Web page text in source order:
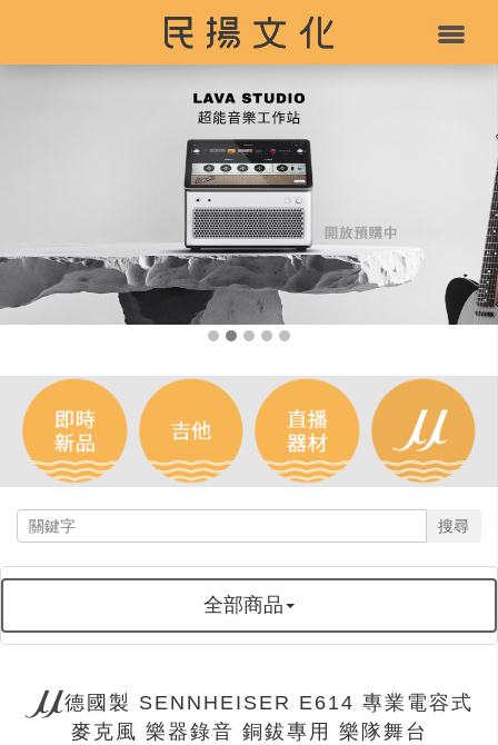
搜尋
全部商品
德國製 SENNHEISER E614 專業電容式
麥克風 樂器錄音 銅鈸專用 樂隊舞台